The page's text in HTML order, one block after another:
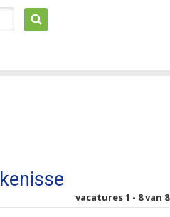
vacatures 1 - 8 van 8